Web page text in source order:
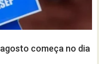
começa no dia